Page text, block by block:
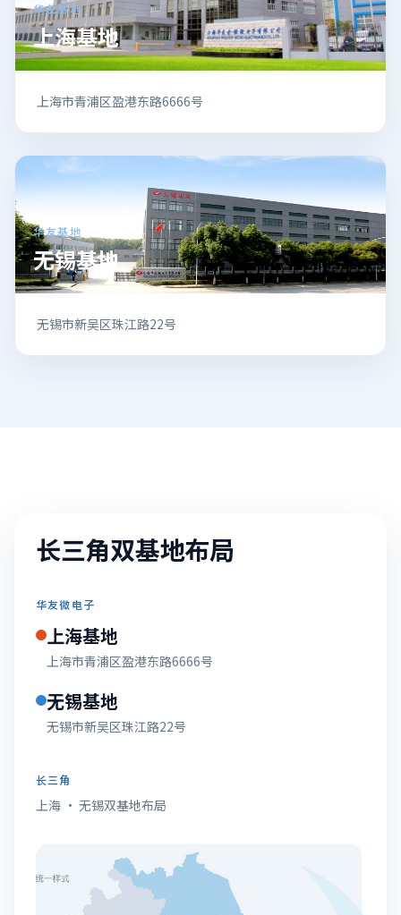
华友基地
上海基地
上海市青浦区盈港东路6666号
华友基地
无锡基地
无锡市新吴区珠江路22号
长三角双基地布局
华友微电子
上海基地
上海市青浦区盈港东路6666号
无锡基地
无锡市新吴区珠江路22号
长三角
上海 · 无锡双基地布局